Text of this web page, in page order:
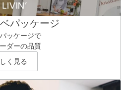
パッケージ
ッケージで
ダーの品質
く見る